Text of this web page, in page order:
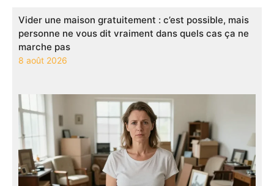
Vider une maison gratuitement : c’est possible, mais
personne ne vous dit vraiment dans quels cas ça ne
marche pas
8 août 2026